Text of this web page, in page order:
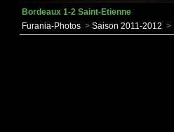
Bordeaux 1-2 Saint-Etienne
Furania-Photos > Saison 2011-2012 >